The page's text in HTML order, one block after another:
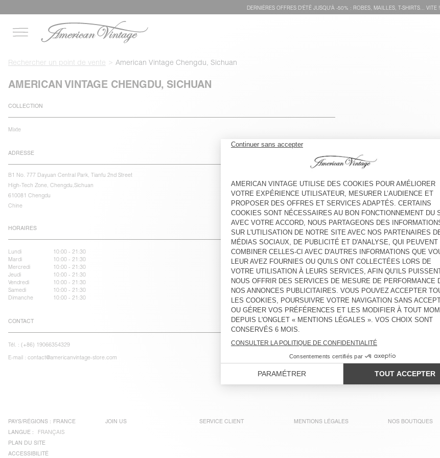
DERNIÈRES OFFRES D'ÉTÊ JUSQU'À -50% : ROBES, MAILLES, T-SHIRTS... VITE !
Rechercher un point de vente American Vintage Chengdu, Sichuan
AMERICAN VINTAGE CHENGDU, SICHUAN
COLLECTION
Mixte
ADRESSE
B1 No. 777 Dayuan Central Park, Tianfu 2nd Street
High-Tech Zone, Chengdu,Sichuan
610081 Chengdu
Chine
voir l''itinéraire
HORAIRES
Lundi
10:00 - 21:30
Mardi
10:00 - 21:30
Mercredi
10:00 - 21:30
Jeudi
10:00 - 21:30
Vendredi
10:00 - 21:30
Samedi
10:00 - 21:30
Dimanche
10:00 - 21:30
CONTACT
Tél. : (+86) 19066354329
E-mail : contact@americanvintage-store.com
PAYS/RÉGIONS : FRANCE
LANGUE :
FRANÇAIS
PLAN DU SITE
ACCESSIBILITÉ
JOIN US SERVICE CLIENT MENTIONS LÉGALES NOS BOUTIQUES